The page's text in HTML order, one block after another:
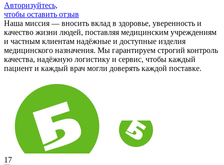
Авторизуйтесь,
чтобы оставить отзыв
Наша миссия — вносить вклад в здоровье, уверенность и
качество жизни людей, поставляя медицинским учреждениям
и частным клиентам надёжные и доступные изделия
медицинского назначения. Мы гарантируем строгий контроль
качества, надёжную логистику и сервис, чтобы каждый
пациент и каждый врач могли доверять каждой поставке.
17